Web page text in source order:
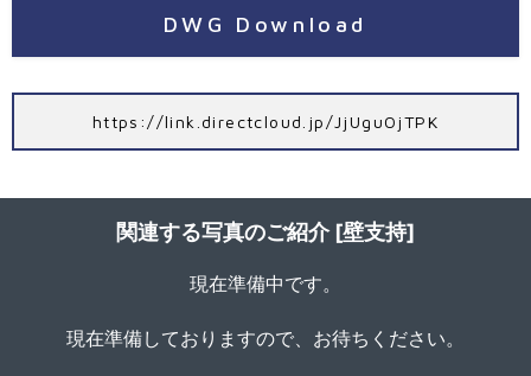
DWG Download
https://link.directcloud.jp/JjUguOjTPK
関連する写真のご紹介 [壁支持]
現在準備中です。
現在準備しておりますので、お待ちください。